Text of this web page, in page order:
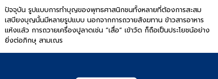
ปัจจุบัน รูปแบบการทำบุญของพุทธศาสนิกชนทั้งหลายที่ต้องการสะสม
เสบียงบุญนั้นมีหลายรูปแบบ นอกจากการถวายสังฆทาน ข้าวสารอาหาร
แห้งแล้ว การถวายเครื่องปูลาดเช่น “เสื่อ” เข้าวัด ก็ถือเป็นประโยชน์อย่าง
ยิ่งต่อภิกษุ สามเณร